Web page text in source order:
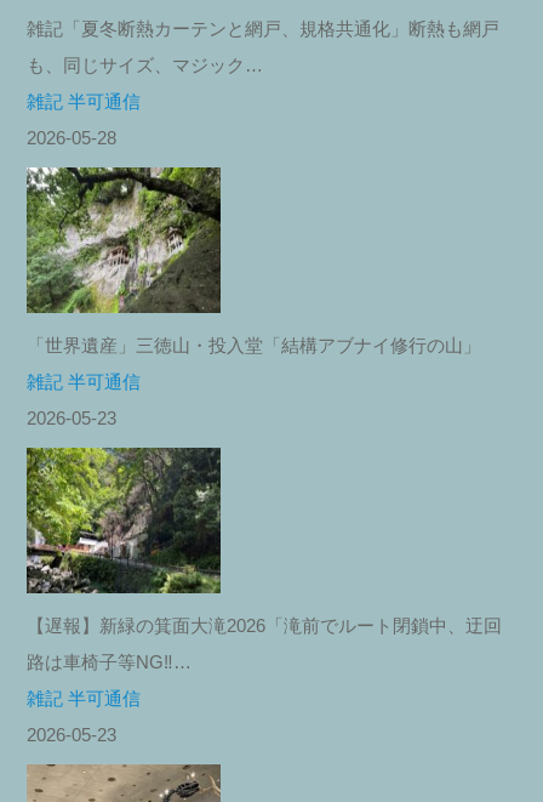
雑記「夏冬断熱カーテンと網戸、規格共通化」断熱も網戸
も、同じサイズ、マジック…
雑記 半可通信
2026-05-28
「世界遺産」三徳山・投入堂「結構アブナイ修行の山」
雑記 半可通信
2026-05-23
【遅報】新緑の箕面大滝2026「滝前でルート閉鎖中、迂回
路は車椅子等NG‼︎…
雑記 半可通信
2026-05-23